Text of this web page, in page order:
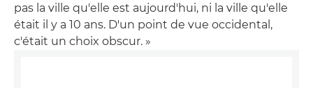
pas la ville qu'elle est aujourd'hui, ni la ville qu'elle
était il y a 10 ans. D'un point de vue occidental,
c'était un choix obscur. »